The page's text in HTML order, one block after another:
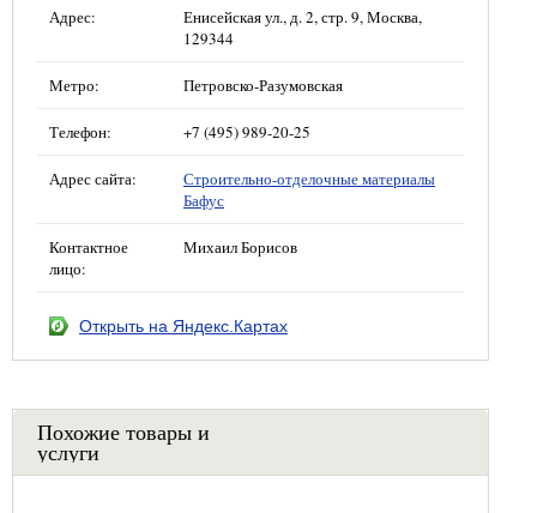
Адрес:
Енисейская ул., д. 2, стр. 9, Москва,
129344
Метро: Петровско-Разумовская
Телефон: +7 (495) 989-20-25
Адрес сайта:
Строительно-отделочные материалы
Бафус
Контактное
лицо:
Михаил Борисов
Открыть на Яндекс.Картах
Похожие товары и
услуги